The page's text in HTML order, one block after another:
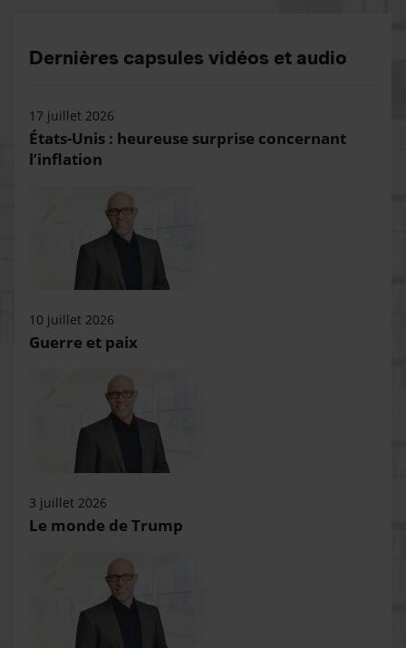
Dernières capsules vidéos et audio
17 juillet 2026
États-Unis : heureuse surprise concernant
l’inflation
10 juillet 2026
Guerre et paix
3 juillet 2026
Le monde de Trump